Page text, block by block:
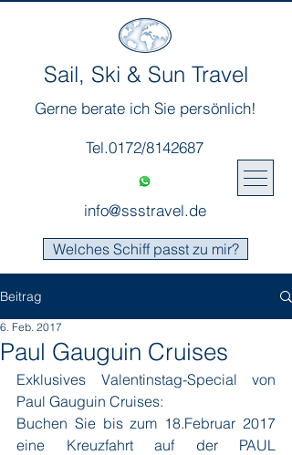
Sail, Ski & Sun Travel
Gerne berate ich Sie persönlich!
Tel.0172/8142687
info@ssstravel.de
Welches Schiff passt zu mir?
Beitrag
Paul Gauguin Cruises
6. Feb. 2017
Exklusives Valentinstag-Special von
Paul Gauguin Cruises:
Buchen Sie bis zum 18.Februar 2017
eine Kreuzfahrt auf der PAUL